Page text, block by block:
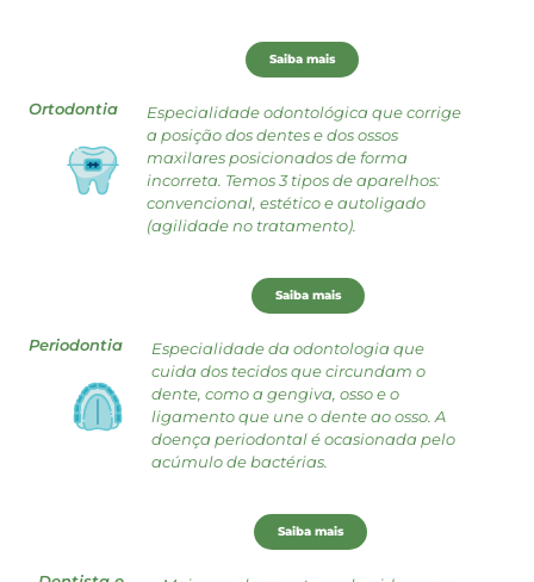
Saiba mais
Ortodontia
Especialidade odontológica que corrige
a posição dos dentes e dos ossos
maxilares posicionados de forma
incorreta. Temos 3 tipos de aparelhos:
convencional, estético e autoligado
(agilidade no tratamento).
Saiba mais
Periodontia
Especialidade da odontologia que
cuida dos tecidos que circundam o
dente, como a gengiva, osso e o
ligamento que une o dente ao osso. A
doença periodontal é ocasionada pelo
acúmulo de bactérias.
Saiba mais